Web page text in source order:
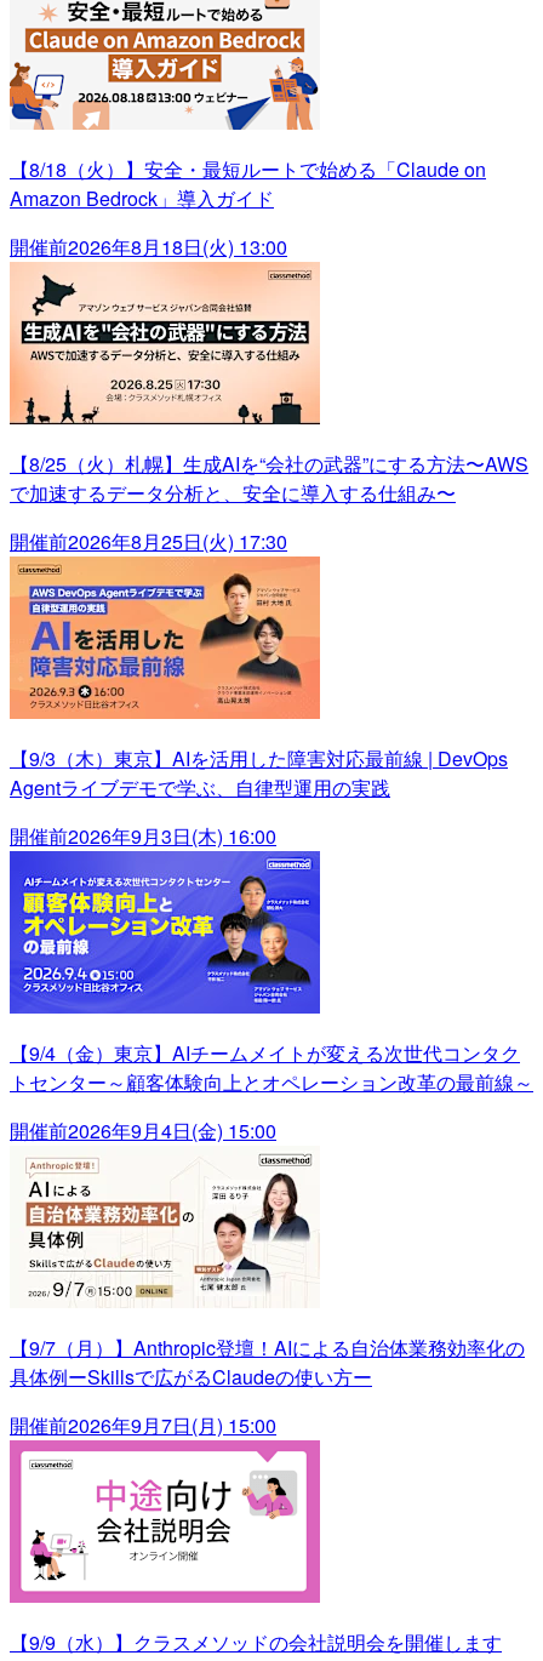
【8/18（火）】安全・最短ルートで始める「Claude on
Amazon Bedrock」導入ガイド
開催前2026年8月18日(火) 13:00
【8/25（火）札幌】生成AIを“会社の武器”にする方法〜AWS
で加速するデータ分析と、安全に導入する仕組み〜
開催前2026年8月25日(火) 17:30
【9/3（木）東京】AIを活用した障害対応最前線 | DevOps
Agentライブデモで学ぶ、自律型運用の実践
開催前2026年9月3日(木) 16:00
【9/4（金）東京】AIチームメイトが変える次世代コンタク
トセンター～顧客体験向上とオペレーション改革の最前線～
開催前2026年9月4日(金) 15:00
【9/7（月）】Anthropic登壇！AIによる自治体業務効率化の
具体例ーSkillsで広がるClaudeの使い方ー
開催前2026年9月7日(月) 15:00
【9/9（水）】クラスメソッドの会社説明会を開催します